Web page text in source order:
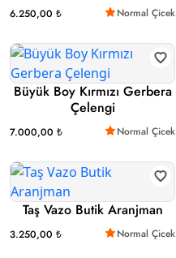
6.250,00 ₺ Normal Çicek
Büyük Boy Kırmızı Gerbera
Çelengi
7.000,00 ₺ Normal Çicek
Taş Vazo Butik Aranjman
3.250,00 ₺ Normal Çicek